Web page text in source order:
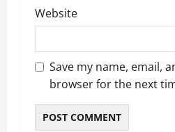
Website
Save my name, email,
browser for the next